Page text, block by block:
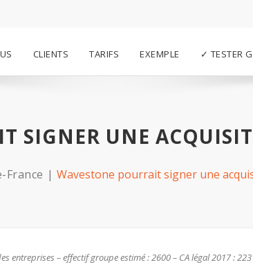
CLIENTS TARIFS EXEMPLE ✓ TESTER
SIGNER UNE
France Wavestone pourrait signer une
entreprises – effectif groupe estimé : 2600 – CA légal 2017 :